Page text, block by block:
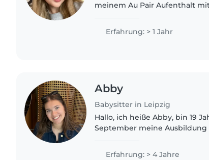
meinem Au Pair Aufenthalt
eine super schöne..
Erfahrung: > 1 Jahr
Abby
Babysitter in Leipzig
Hallo, ich heiße Abby, bin 19
September meine Ausbildung
gerne mit Menschen..
Erfahrung: > 4 Jahre